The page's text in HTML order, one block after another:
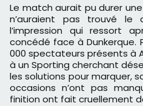
Le match aurait pu durer une heure de plus, les Bastiais
n’auraient pas trouvé le
l’impression qui ressort
concédé face à Dunkerque.
000 spectateurs présents à
à un Sporting cherchant
les solutions pour marquer,
occasions n’ont pas
finition ont fait cruellement